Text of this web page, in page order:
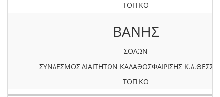
ΤΟΠΙΚΟ
ΒΑΝΗΣ
ΣΟΛΩΝ
ΣΥΝΔΕΣΜΟΣ ΔΙΑΙΤΗΤΩΝ ΚΑΛΑΘΟΣΦΑΙΡΙΣΗΣ
ΤΟΠΙΚΟ